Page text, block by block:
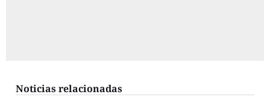
Noticias relacionadas